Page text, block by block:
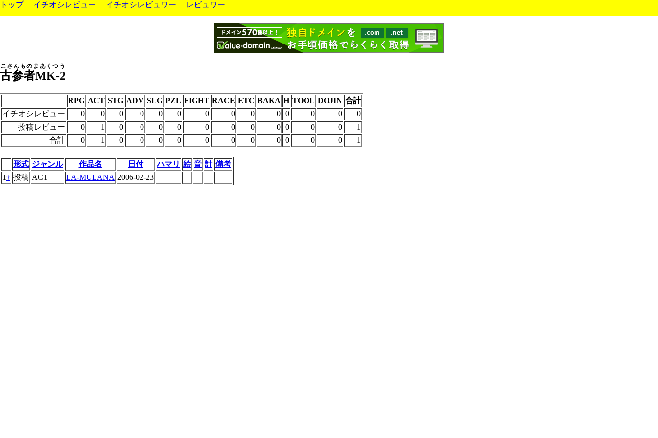
トップ イチオシレビュー イチオシレビュワー レビュワー
古参者MK-2
こさんものまあくつう
RPG ACT STG ADV SLG PZL FIGHT RACE ETC BAKA H TOOL DOJIN 合計
イチオシレビュー
0 0 0 0 0 0 0 0 0 0 0 0 0
0
投稿レビュー
0 1 0 0 0 0 0 0 0 0 0 0 0
1
合計
0 1 0 0 0 0 0 0 0 0 0 0 0 1
形式 ジャンル 作品名 日付 ハマリ 絵 音 計 備考
1† 投稿 ACT LA-MULANA 2006-02-23